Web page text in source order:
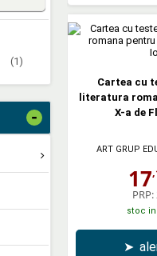
(1)
-
Cartea cu
literatura
X-a de
ART GRUP
17
PRP:
stoc
➤